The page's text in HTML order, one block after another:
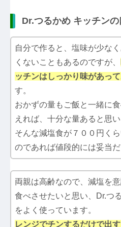
Dr.つるかめ キッチンの
自分で作ると、塩味が少な
くないこともあるのですが、
ッチンはしっかり味があっ
す。
おかずの量もご飯と一緒に
えれば、十分な量あると思い
そんな減塩食が７００円く
のであれば値段的には妥当だ
両親は高齢なので、減塩を
食べさせたいと思い、Dr.つ
をよく使っています。
レンジでチンするだけで出